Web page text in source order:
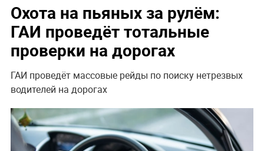
Охота на пьяных за рулём:
ГАИ проведёт тотальные
проверки на дорогах
ГАИ проведёт массовые рейды по поиску нетрезвых
водителей на дорогах